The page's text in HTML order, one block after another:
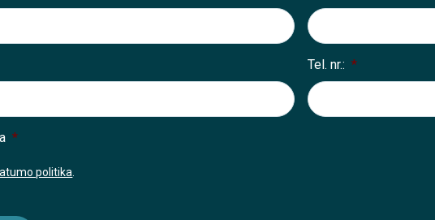
Tel. nr.: *
*
politika